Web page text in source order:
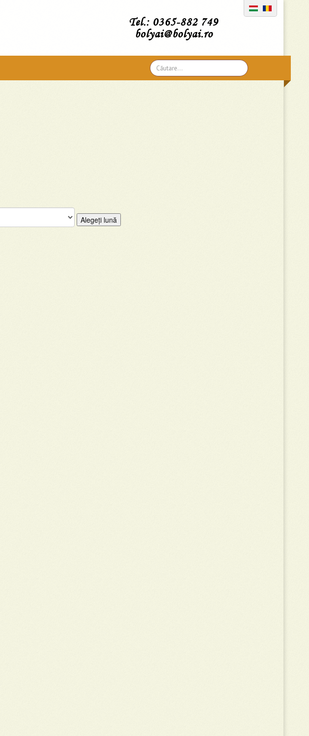
Tel.: 0365-882 749
bolyai@bolyai.ro
Căutare
...
Alegeţi lună